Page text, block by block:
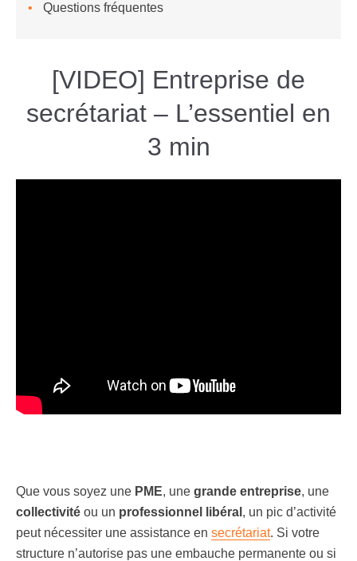
Questions fréquentes
[VIDEO] Entreprise de
secrétariat – L’essentiel en
3 min
Que vous soyez une PME, une grande entreprise, une
collectivité ou un professionnel libéral , un pic d’activité
peut nécessiter une assistance en secrétariat. Si votre
structure n’autorise pas une embauche permanente ou si